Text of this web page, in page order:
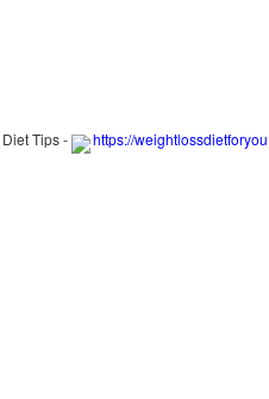
Tips - https://